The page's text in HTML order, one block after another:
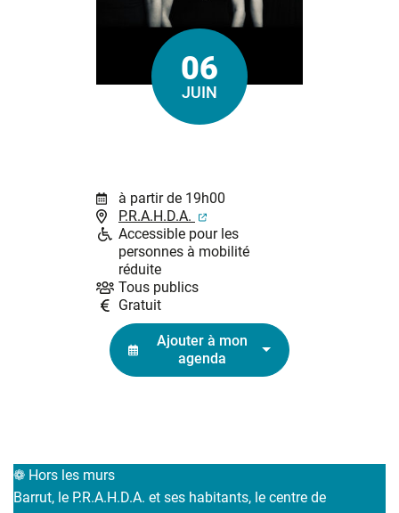
Le
06
JUIN
à partir de 19h00
P.R.A.H.D.A.
(ouverture dans un nouvel
Accessible pour les
personnes à mobilité
réduite
Tous publics
Gratuit
Ajouter à mon
agenda
❁ Hors les murs
Barrut, le P.R.A.H.D.A. et ses habitants, le centre de